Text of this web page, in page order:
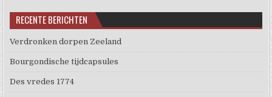
RECENTE BERICHTEN
Verdronken dorpen Zeeland
Bourgondische tijdcapsules
Des vredes 1774